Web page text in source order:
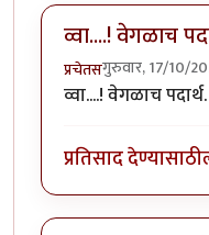
व्वा....! वेगळाच
प्रचेतसगुरुवार, 17/10/
व्वा....! वेगळाच पदार्थ.
प्रतिसाद देण्यासाठी